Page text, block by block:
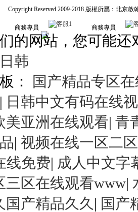
Copyright Reserved 2009-2018 版權所屬：北京
商務專員 商務專員
的网站，您可能还
韩
：
国产精品专区
| 日韩中文有码在线
美亚洲在线观看| 青
| 视频在线一区二区
线免费| 成人中文字
三区在线观看www|
国产精品久久 | 国产